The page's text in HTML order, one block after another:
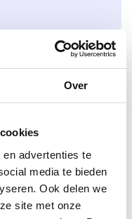
Over
advertenties te
media te bieden
Ook delen we
site met onze
PZ-3 25mm
Lager